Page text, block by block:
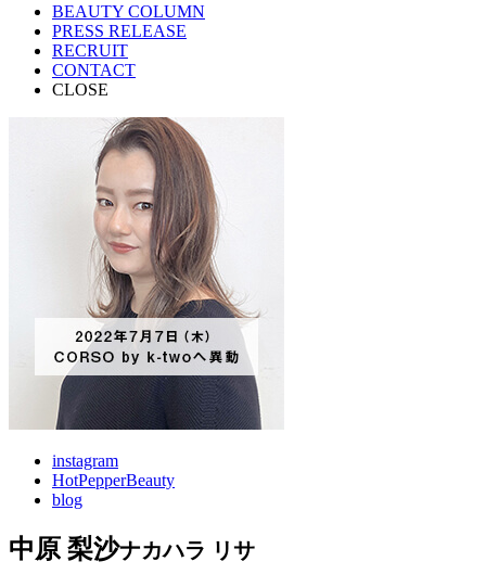
BEAUTY COLUMN
PRESS RELEASE
RECRUIT
CONTACT
CLOSE
instagram
HotPepperBeauty
blog
中原 梨沙ナカハラ リサ